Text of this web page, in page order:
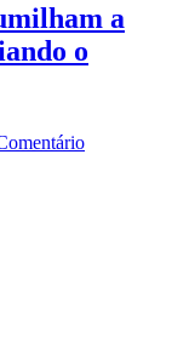
a
o